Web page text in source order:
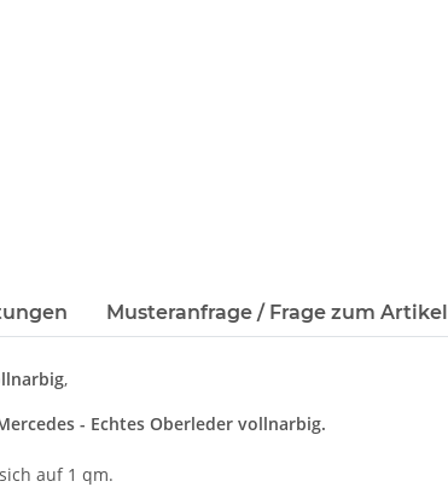
Musteranfrage / Frage zum Artikel
,
- Echtes Oberleder vollnarbig.
auf 1 qm.